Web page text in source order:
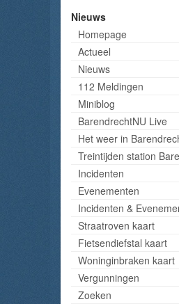
Nieuws
Homepage
Actueel
Nieuws
112 Meldingen
Miniblog
BarendrechtNU Live
Het weer in
Treintijden station
Incidenten
Evenementen
Incidenten &
Straatroven kaart
Fietsendiefstal kaart
Woninginbraken kaart
Vergunningen
Zoeken